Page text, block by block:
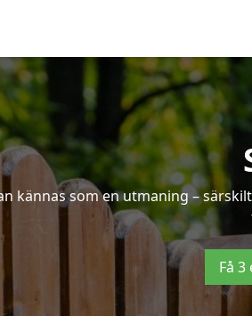
kännas som en utmaning –
Få